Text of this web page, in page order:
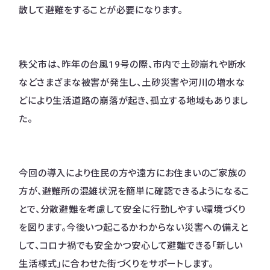
散して避難をすることが必要になります。
秩父市は、昨年の台風19号の際、市内で土砂崩れや断水
などさまざまな被害が発生し、土砂災害や河川の増水な
どにより生活道路の崩落が起き、孤立する地域もありまし
た。
今回の導入により住民の方や遠方にお住まいのご家族の
方が、避難所の混雑状況を簡単に確認できるようになるこ
とで、分散避難を考慮して安全に行動しやすい環境づくり
を図ります。今後いつ起こるかわからない災害への備えと
して、コロナ禍でも安全かつ安心して避難できる「新しい
生活様式」に合わせた街づくりをサポートします。